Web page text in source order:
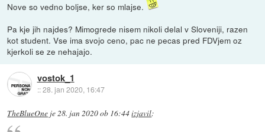
Nove so vedno boljse, ker so mlajse.
Pa kje jih najdes? Mimogrede nisem nikoli delal v Sloveniji, razen
kot student. Vse ima svojo ceno, pac ne pecas pred FDVjem oz
kjerkoli se ze nehajajo.
vostok_1
::28. jan 2020, 16:47
TheBlueOne je28. jan 2020 ob 16:44izjavil: